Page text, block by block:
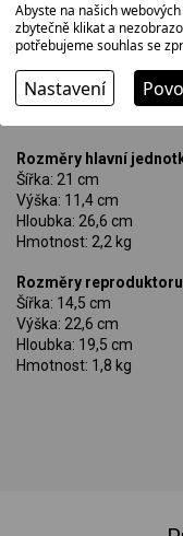
Rozměry hlavní
Šířka: 21 cm
Výška: 11,4 cm
Hloubka: 26,6 cm
Hmotnost: 2,2 kg
Rozměry
Šířka: 14,5 cm
Výška: 22,6 cm
Hloubka: 19,5 cm
Hmotnost: 1,8 kg
Abyste na našich
zbytečně klikat a
potřebujeme souhlas se
Nastavení